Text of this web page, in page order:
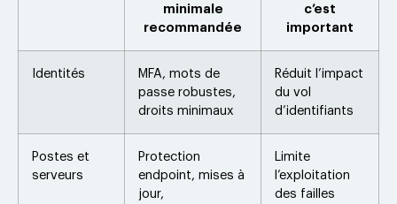
minimale
recommandée
c’est
important
Identités
MFA, mots de
passe robustes,
droits minimaux
Réduit l’impact
du vol
d’identifiants
Postes et
serveurs
Protection
endpoint, mises à
jour,
Limite
l’exploitation
des failles